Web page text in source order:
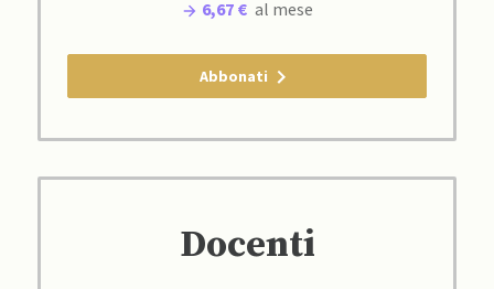
6,67 € al mese
Abbonati
Docenti